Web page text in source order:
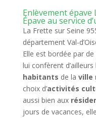
Enlèvement épave
Épave au service
La Frette sur Seine
département Val-
Elle est bordée par
lui confèrent d’ailleurs
habitants de la ville
choix d’activités
aussi bien aux
jours de vacances,